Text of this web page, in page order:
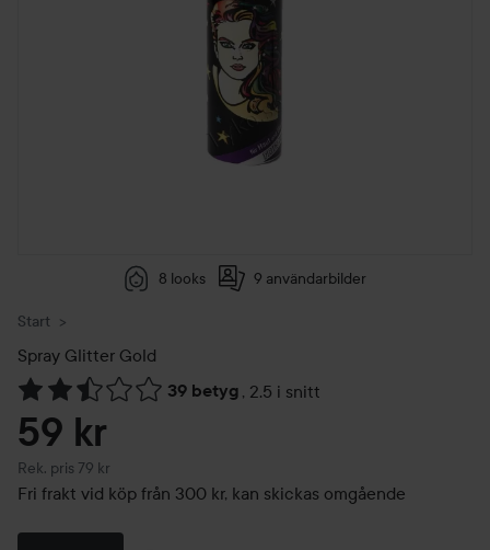
8 looks 9 användarbilder
Start
Spray Glitter Gold
39 betyg , 2.5 i snitt
Hoppa till Betyg & kommentarer
59 kr
Rek. pris 79 kr
Rekommenderat pris 79 kr
Fri frakt vid köp från 300 kr, kan skickas omgående